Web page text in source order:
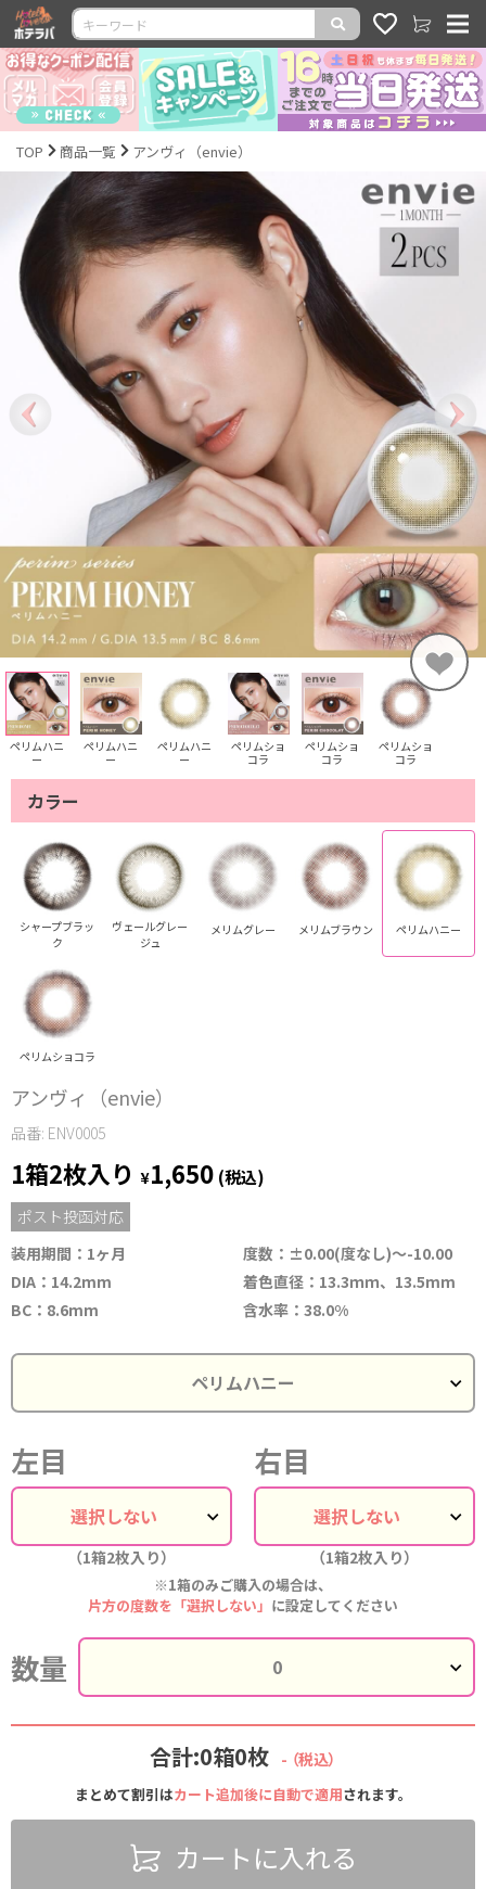
TOP 商品一覧 アンヴィ（envie）
ペリムハニ
ー
ペリムハニ
ー
ペリムハニ
ー
ペリムショ
コラ
ペリムショ
コラ
ペリムショ
コラ
カラー
シャープブラッ
ク
ヴェールグレー
ジュ
メリムグレー メリムブラウン ペリムハニー
ペリムショコラ
アンヴィ（envie）
品番: ENV0005
1箱2枚入り ¥1,650 (税込)
ポスト投函対応
装用期間：1ヶ月
度数：±0.00(度なし)～-10.00
DIA：14.2mm
着色直径：13.3ｍｍ、13.5mm
BC：8.6mm
含水率：38.0%
左目
（1箱2枚入り）
右目
（1箱2枚入り）
※1箱のみご購入の場合は、
片方の度数を「選択しない」 に設定してください
数量
合計:0箱0枚 - （税込）
まとめて割引はカート追加後に自動で適用されます。
カートに入れる